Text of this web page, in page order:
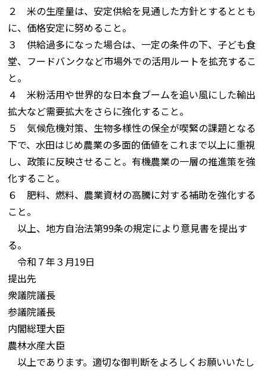
２ 米の生産量は、安定供給を見通した方針とするととも
に、価格安定に努めること。
３ 供給過多になった場合は、一定の条件の下、子ども食
堂、フードバンクなど市場外での活用ルートを拡充するこ
と。
４ 米粉活用や世界的な日本食ブームを追い風にした輸出
拡大など需要拡大をさらに強化すること。
５ 気候危機対策、生物多様性の保全が喫緊の課題となる
下で、水田はじめ農業の多面的価値をこれまで以上に重視
し、政策に反映させること。有機農業の一層の推進策を強
化すること。
６ 肥料、燃料、農業資材の高騰に対する補助を強化する
こと。
以上、地方自治法第99条の規定により意見書を提出す
る。
令和７年３月19日
提出先
衆議院議長
参議院議長
内閣総理大臣
農林水産大臣
以上であります。適切な御判断をよろしくお願いいたし